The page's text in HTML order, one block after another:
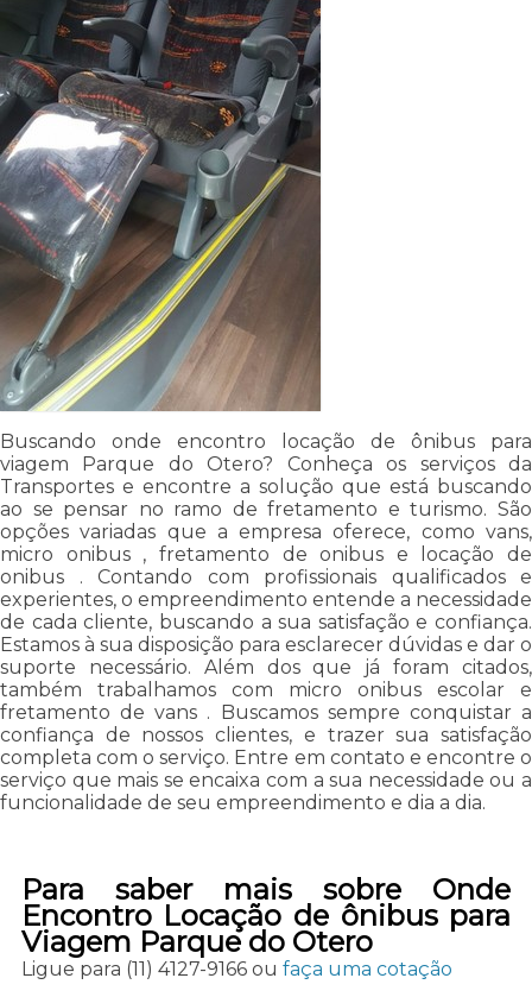
Buscando onde encontro locação de ônibus para
viagem Parque do Otero? Conheça os serviços da
Transportes e encontre a solução que está buscando
ao se pensar no ramo de fretamento e turismo. São
opções variadas que a empresa oferece, como vans,
micro onibus , fretamento de onibus e locação de
onibus . Contando com profissionais qualificados e
experientes, o empreendimento entende a necessidade
de cada cliente, buscando a sua satisfação e confiança.
Estamos à sua disposição para esclarecer dúvidas e dar o
suporte necessário. Além dos que já foram citados,
também trabalhamos com micro onibus escolar e
fretamento de vans . Buscamos sempre conquistar a
confiança de nossos clientes, e trazer sua satisfação
completa com o serviço. Entre em contato e encontre o
serviço que mais se encaixa com a sua necessidade ou a
funcionalidade de seu empreendimento e dia a dia.
Para saber mais sobre Onde
Encontro Locação de ônibus para
Viagem Parque do Otero
Ligue para (11) 4127-9166ou faça uma cotação